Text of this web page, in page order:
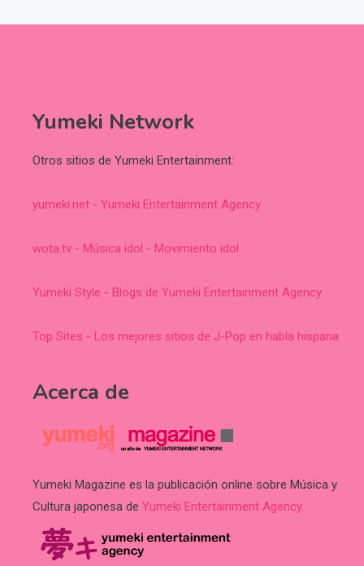
Yumeki Network
Otros sitios de Yumeki Entertainment:
yumeki.net - Yumeki Entertainment Agency
wota.tv - Música idol - Movimiento idol
Yumeki Style - Blogs de Yumeki Entertainment Agency
Top Sites - Los mejores sitios de J-Pop en habla hispana
Acerca de
Yumeki Magazine es la publicación online sobre Música y
Cultura japonesa de Yumeki Entertainment Agency.